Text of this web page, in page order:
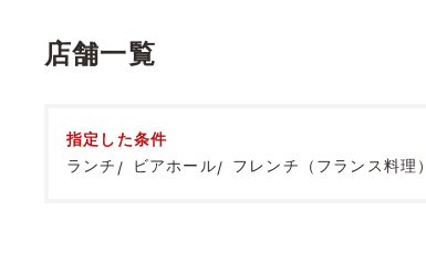
店舗一覧
指定した条件
ランチ
ビアホール フレンチ（フランス料理）